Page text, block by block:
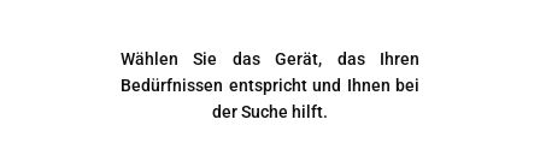
Wählen Sie das Gerät, das Ihren
Bedürfnissen entspricht und Ihnen bei
der Suche hilft.